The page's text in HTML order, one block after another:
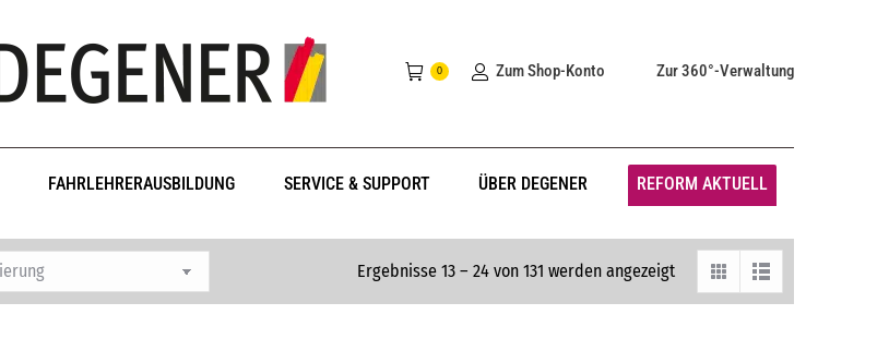
0 Zum Shop-Konto Zur 360°-Verwaltung
FAHRLEHRERAUSBILDUNG SERVICE & SUPPORT ÜBER DEGENER REFORM AKTUELL
Ergebnisse 13 – 24 von 131 werden angezeigt